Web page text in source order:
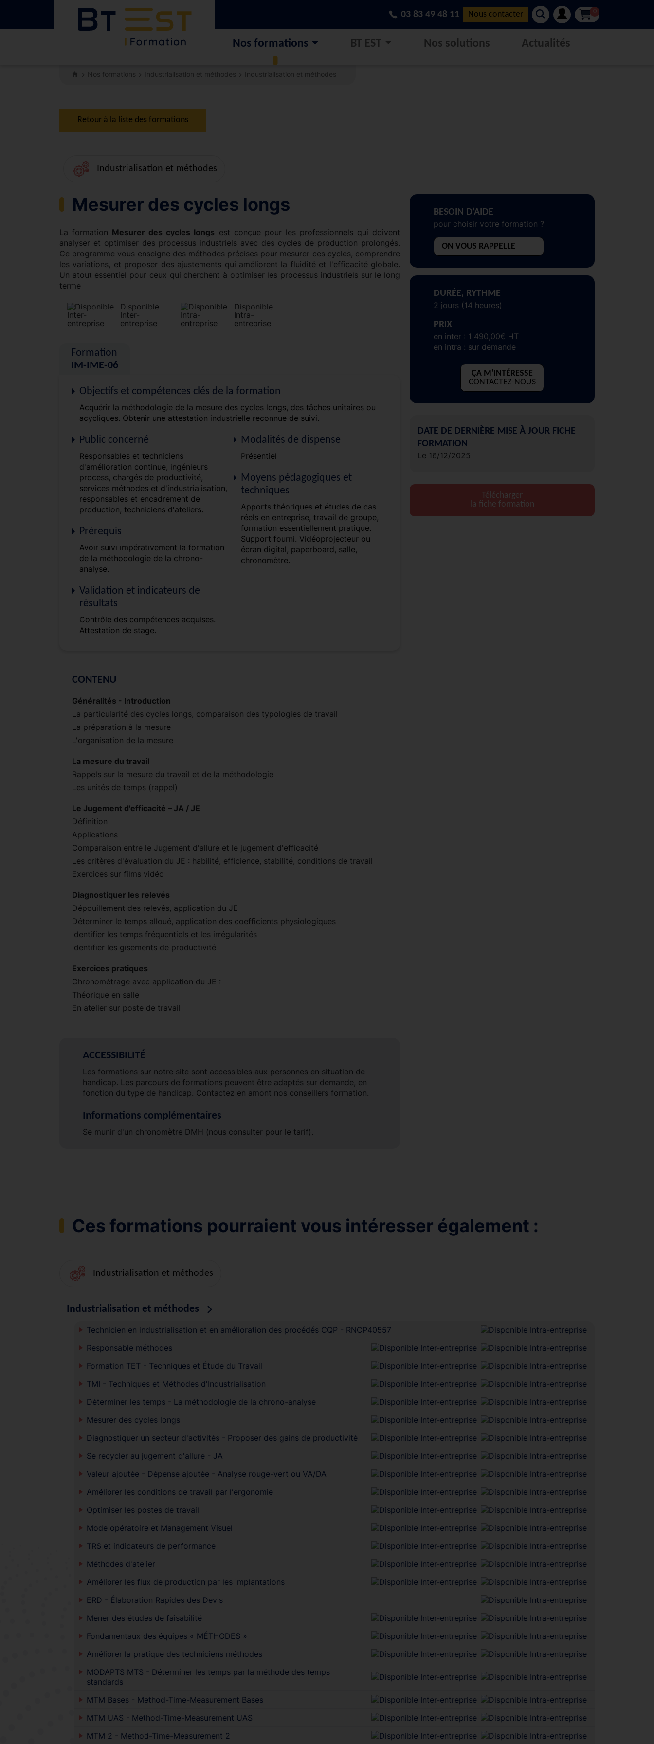
03 83 49 48 11 Nous contacter 0
Nos formations BT EST Nos solutions Actualités
Nos formations Industrialisation et méthodes Industrialisation et méthodes
Retour à la liste des formations
Industrialisation et méthodes
Mesurer des cycles longs
La formation Mesurer des cycles longs est conçue pour les professionnels qui doivent
analyser et optimiser des processus industriels avec des cycles de production prolongés.
Ce programme vous enseigne des méthodes précises pour mesurer ces cycles, comprendre
les variations, et proposer des ajustements qui améliorent la fluidité et l'efficacité globale.
Un atout essentiel pour ceux qui cherchent à optimiser les processus industriels sur le long
terme
Disponible
Inter-
entreprise
Disponible
Intra-
entreprise
Formation
IM-IME-06
Objectifs et compétences clés de la formation
Acquérir la méthodologie de la mesure des cycles longs, des tâches unitaires ou
acycliques. Obtenir une attestation industrielle reconnue de suivi.
Public concerné
Responsables et techniciens
d'amélioration continue, ingénieurs
process, chargés de productivité,
services méthodes et d'industrialisation,
responsables et encadrement de
production, techniciens d'ateliers.
Prérequis
Avoir suivi impérativement la formation
de la méthodologie de la chrono-
analyse.
Validation et indicateurs de
résultats
Contrôle des compétences acquises.
Attestation de stage.
Modalités de dispense
Présentiel
Moyens pédagogiques et
techniques
Apports théoriques et études de cas
réels en entreprise, travail de groupe,
formation essentiellement pratique.
Support fourni. Vidéoprojecteur ou
écran digital, paperboard, salle,
chronomètre.
CONTENU
Généralités - Introduction
La particularité des cycles longs, comparaison des typologies de travail
La préparation à la mesure
L'organisation de la mesure
La mesure du travail
Rappels sur la mesure du travail et de la méthodologie
Les unités de temps (rappel)
Le Jugement d'efficacité – JA / JE
Définition
Applications
Comparaison entre le Jugement d'allure et le jugement d'efficacité
Les critères d'évaluation du JE : habilité, efficience, stabilité, conditions de travail
Exercices sur films vidéo
Diagnostiquer les relevés
Dépouillement des relevés, application du JE
Déterminer le temps alloué, application des coefficients physiologiques
Identifier les temps fréquentiels et les irrégularités
Identifier les gisements de productivité
Exercices pratiques
Chronométrage avec application du JE :
Théorique en salle
En atelier sur poste de travail
ACCESSIBILITÉ
Les formations sur notre site sont accessibles aux personnes en situation de
handicap. Les parcours de formations peuvent être adaptés sur demande, en
fonction du type de handicap. Contactez en amont nos conseillers formation.
Informations complémentaires
Se munir d'un chronomètre DMH (nous consulter pour le tarif).
BESOIN D’AIDE
pour choisir votre formation ?
ON VOUS RAPPELLE
DURÉE, RYTHME
2 jours (14 heures)
PRIX
en inter : 1 490,00€ HT
en intra : sur demande
ÇA M'INTÉRESSE
CONTACTEZ-NOUS
DATE DE DERNIÈRE MISE À JOUR FICHE
FORMATION
Le 16/12/2025
Télécharger
la fiche formation
Ces formations pourraient vous intéresser également :
Industrialisation et méthodes
Industrialisation et méthodes
Technicien en industrialisation et en amélioration des procédés CQP - RNCP40557
Responsable méthodes
Formation TET - Techniques et Étude du Travail
TMI - Techniques et Méthodes d'Industrialisation
Déterminer les temps - La méthodologie de la chrono-analyse
Mesurer des cycles longs
Diagnostiquer un secteur d'activités - Proposer des gains de productivité
Se recycler au jugement d'allure - JA
Valeur ajoutée - Dépense ajoutée - Analyse rouge-vert ou VA/DA
Améliorer les conditions de travail par l'ergonomie
Optimiser les postes de travail
Mode opératoire et Management Visuel
TRS et indicateurs de performance
Méthodes d'atelier
Améliorer les flux de production par les implantations
ERD - Élaboration Rapides des Devis
Mener des études de faisabilité
Fondamentaux des équipes « MÉTHODES »
Améliorer la pratique des techniciens méthodes
MODAPTS MTS - Déterminer les temps par la méthode des temps
standards
MTM Bases - Method-Time-Measurement Bases
MTM UAS - Method-Time-Measurement UAS
MTM 2 - Method-Time-Measurement 2